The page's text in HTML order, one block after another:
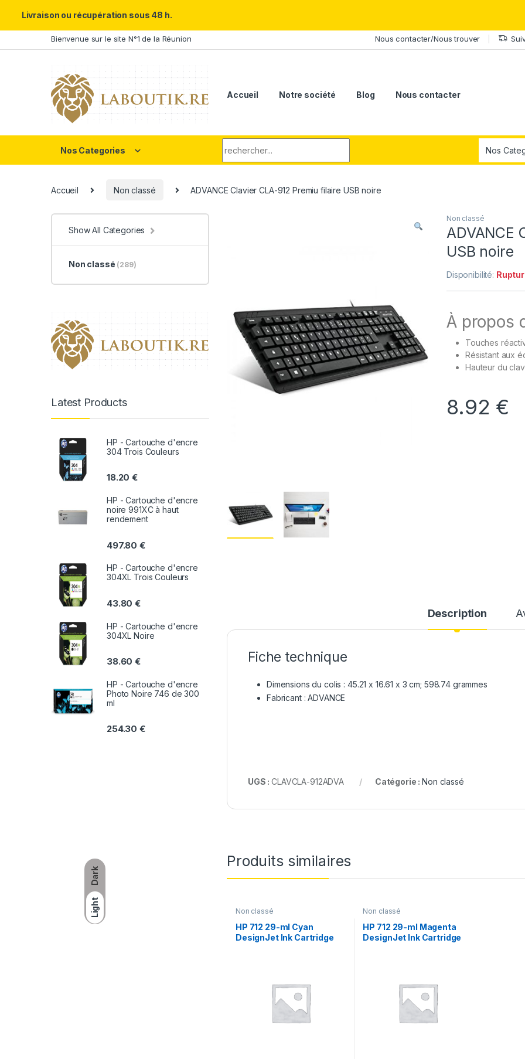
Dark
Light
Skip to navigation
Skip to contentBienvenue sur le site N°1 de la Réunion Nous contacter/Nous trouver
Accueil Notre société Blog Nous contacter
Nos Categories
Accueil Non classé ADVANCE Clavier CLA-912 Premiu filaire USB noire
Non classé
ADVANCE
USB noire
Disponibilité:
À propos
Touches
Résistant aux
Hauteur du
8.92 €
Description
Fiche technique
Dimensions du colis : 45.21 x 16.61 x 3 cm; 598.74 grammes
Fabricant :ADVANCE
UGS :CLAVCLA-912ADVA Catégorie :Non classé
Produits similaires
Non classé
HP 712 29-ml Cyan
DesignJet Ink Cartridge
Non classé
HP 712 29-ml Magenta
DesignJet Ink Cartridge
Show All Categories
Non classé (289)
Latest Products
HP - Cartouche d'encre
304 Trois Couleurs
18.20€
HP - Cartouche d'encre
noire 991XC à haut
rendement
497.80€
HP - Cartouche d'encre
304XL Trois Couleurs
43.80€
HP - Cartouche d'encre
304XL Noire
38.60€
HP - Cartouche d'encre
Photo Noire 746 de 300
ml
254.30€
Livraison ou récupération sous 48 h.